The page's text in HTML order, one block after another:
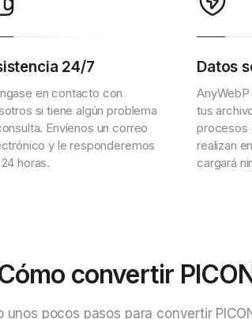
24/7
en contacto con
si tiene algún problema
Envíenos un correo
y le responderemos
horas.
Datos
AnyWebP
tus
procesos
realizan
cargará
convertir
unos pocos pasos para convertir